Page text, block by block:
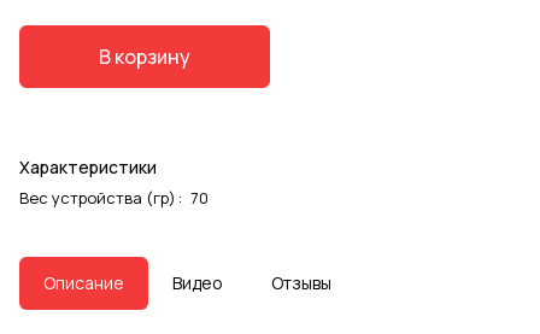
В корзину
Характеристики
Вес устройства (гр) : 70
Описание Видео Отзывы